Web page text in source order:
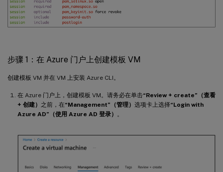
步骤 1：在 Azure 门户上创建模板 VM
创建模板 VM 并在 VM 上安装 Azure CLI。
在 Azure 门户上，创建模板 VM。请务必在单击“Review + create”（查看
+ 创建） 之前，在“Management”（管理） 选项卡上选择“Login with
Azure AD”（使用 Azure AD 登录） 。